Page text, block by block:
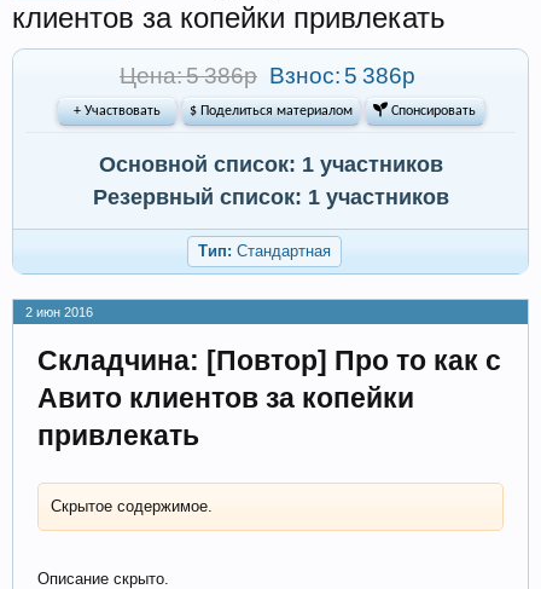
клиентов за копейки привлекать
Цена: 5 386р Взнос: 5 386р
+ Участвовать $ Поделиться материалом  Спонсировать
Основной список: 1 участников
Резервный список: 1 участников
Тип: Стандартная
2 июн 2016
Складчина: [Повтор] Про то как с
Авито клиентов за копейки
привлекать
Скрытое содержимое.
Описание скрыто.